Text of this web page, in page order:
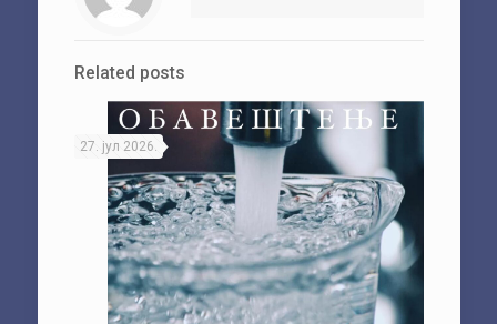
Related posts
27. јул 2026.